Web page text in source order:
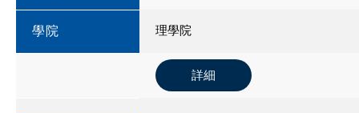
學院 理學院
詳細